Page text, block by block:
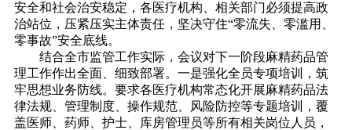
安全和社会治安稳定，各医疗机构、相关部门必须提高政
治站位，压紧压实主体责任，坚决守住“零流失、零滥用、
零事故”安全底线。
结合全市监管工作实际，会议对下一阶段麻精药品管
理工作作出全面、细致部署。一是强化全员专项培训，筑
牢思想业务防线。要求各医疗机构常态化开展麻精药品法
律法规、管理制度、操作规范、风险防控等专题培训，覆
盖医师、药师、护士、库房管理员等所有相关岗位人员，